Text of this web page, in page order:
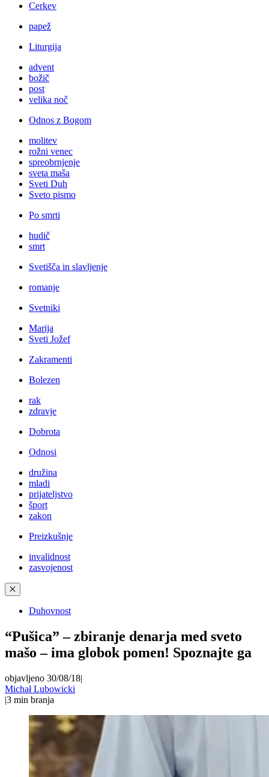
Cerkev
papež
Liturgija
advent
božič
post
velika noč
Odnos z Bogom
molitev
rožni venec
spreobrnjenje
sveta maša
Sveti Duh
Sveto pismo
Po smrti
hudič
smrt
Svetišča in slavljenje
romanje
Svetniki
Marija
Sveti Jožef
Zakramenti
Bolezen
rak
zdravje
Dobrota
Odnosi
družina
mladi
prijateljstvo
šport
zakon
Preizkušnje
invalidnost
zasvojenost
✕
Duhovnost
“Pušica” – zbiranje denarja med sveto
mašo – ima globok pomen! Spoznajte ga
objavljeno 30/08/18|
Michał Lubowicki
|3 min branja